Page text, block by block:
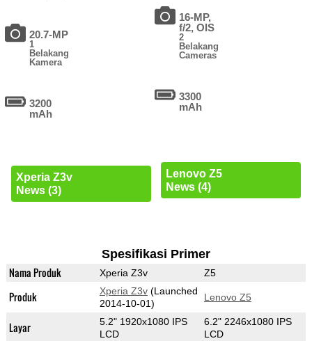
20.7-MP
1
Belakang
Kamera
3200
mAh
Xperia Z3v
News (3)
16-MP,
f/2, OIS
2
Belakang
Cameras
3300
mAh
Lenovo Z5
News (4)
Spesifikasi Primer
Nama Produk Xperia Z3v Z5
Produk Xperia Z3v(Launched
2014-10-01)
Lenovo Z5
Layar
5.2" 1920x1080 IPS
LCD
6.2" 2246x1080 IPS
LCD